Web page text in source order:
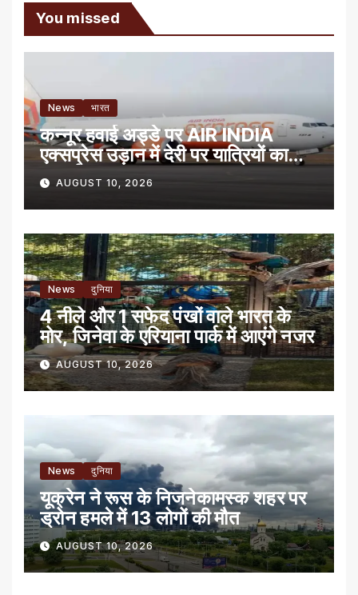
You missed
News भारत
कन्नूर हवाई अड्डे पर AIR INDIA
एक्सप्रेस उड़ान में देरी पर यात्रियों का
प्रदर्शन
AUGUST 10, 2026
News दुनिया
4 नीले और 1 सफेद पंखों वाले भारत के
मोर, जिनेवा के एरियाना पार्क में आएंगे नजर
AUGUST 10, 2026
News दुनिया
यूक्रेन ने रूस के निजनेकामस्क शहर पर
ड्रोन हमले में 13 लोगों की मौत
AUGUST 10, 2026